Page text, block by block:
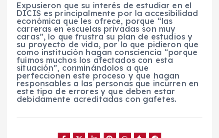
Expusieron que su interés de estudiar en el
DICIS es principalmente por la accesibilidad
económica que les ofrece, porque “las
carreras en escuelas privadas son muy
caras”, lo que frustra su plan de estudios y
su proyecto de vida, por lo que pidieron que
como institución hagan consciencia “porque
fuimos muchos los afectados con esta
situación”, conminándolos a que
perfeccionen este proceso y que hagan
responsables a las personas que incurren en
este tipo de errores y que deben estar
debidamente acreditadas con gafetes.